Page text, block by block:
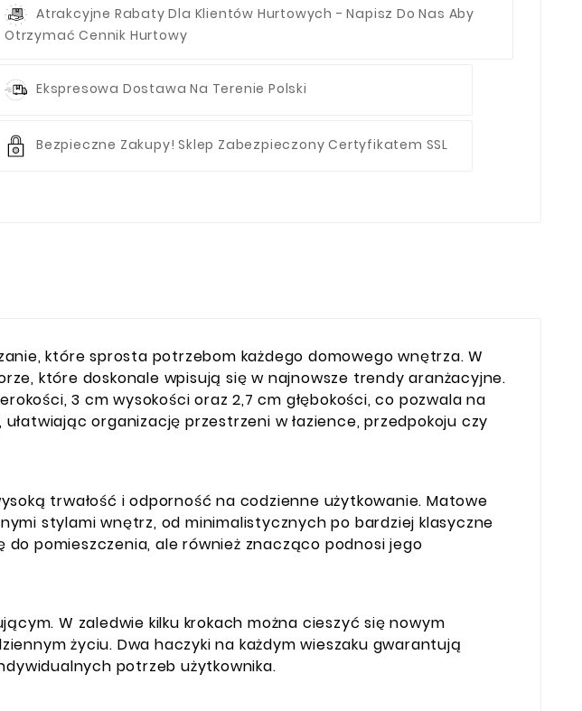
Atrakcyjne Rabaty Dla Klientów Hurtowych - Napisz Do Nas Aby
Otrzymać Cennik Hurtowy
Ekspresowa Dostawa Na Terenie Polski
Bezpieczne Zakupy! Sklep Zabezpieczony Certyfikatem SSL
które sprosta potrzebom każdego domowego wnętrza. W
które doskonale wpisują się w najnowsze trendy aranżacyjne.
3 cm wysokości oraz 2,7 cm głębokości, co pozwala na
organizację przestrzeni w łazience, przedpokoju czy
trwałość i odporność na codzienne użytkowanie. Matowe
stylami wnętrz, od minimalistycznych po bardziej klasyczne
pomieszczenia, ale również znacząco podnosi jego
W zaledwie kilku krokach można cieszyć się nowym
życiu. Dwa haczyki na każdym wieszaku gwarantują
potrzeb użytkownika.